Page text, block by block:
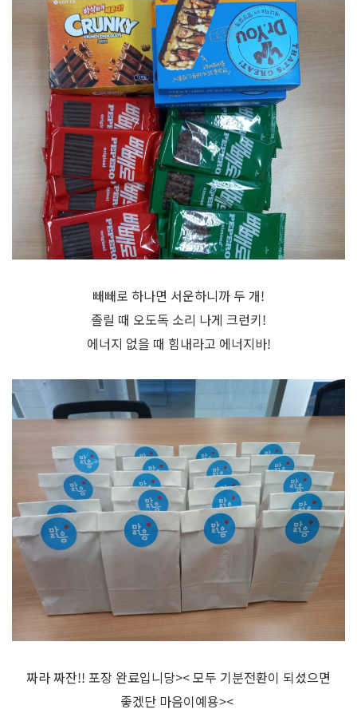
빼빼로 하나면 서운하니까 두 개!
졸릴 때 오도독 소리 나게 크런키!
에너지 없을 때 힘내라고 에너지바!
짜라 짜잔!! 포장 완료입니당>< 모두 기분전환이 되셨으면
좋겠단 마음이예용><